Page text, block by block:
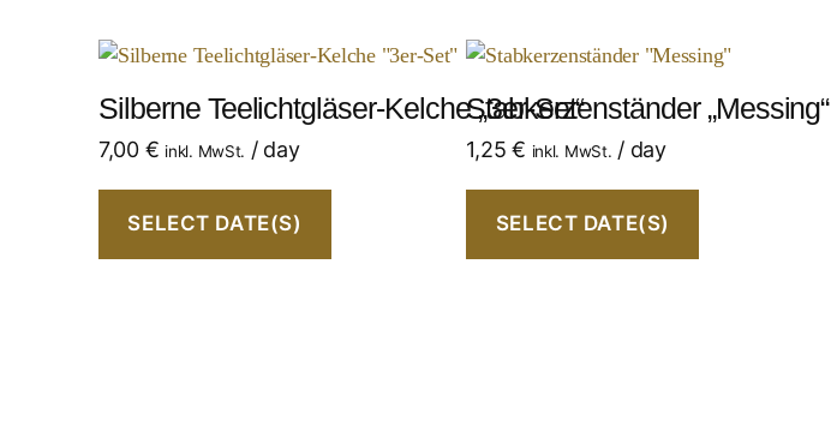
Silberne Teelichtgläser-Kelche „3er-Set“
7,00 € inkl. MwSt. / day
SELECT DATE(S)
Stabkerzenständer „Messing“
1,25€ inkl. MwSt. / day
SELECT DATE(S)